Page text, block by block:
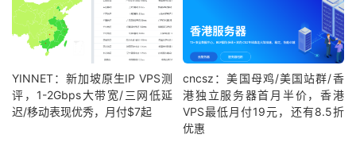
YINNET：新加坡原生IP VPS测
评，1-2Gbps大带宽/三网低延
迟/移动表现优秀，月付$7起
cncsz：美国母鸡/美国站群/香
港独立服务器首月半价，香港
VPS最低月付19元，还有8.5折
优惠